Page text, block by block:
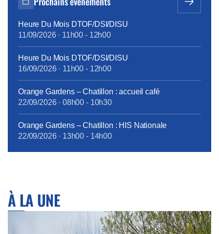
Heure Du Mois DTOF/DSI/DISU
11/09/2026· 11h00 - 12h00
Heure Du Mois DTOF/DSI/DISU
16/09/2026· 11h00 - 12h00
Orange Gardens – Chatillon : accueil café
22/09/2026· 08h00 - 10h30
Orange Gardens – Chatillon : HIS Nationale
22/09/2026· 13h00 - 14h00
À LA UNE